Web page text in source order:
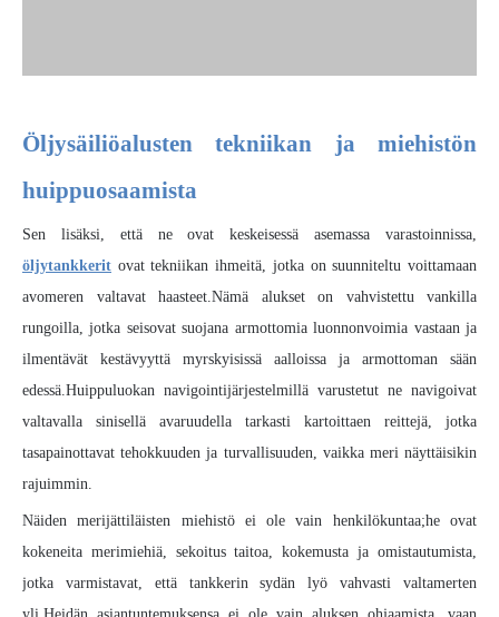
Öljysäiliöalusten tekniikan ja miehistön
huippuosaamista
Sen lisäksi, että ne ovat keskeisessä asemassa varastoinnissa,
öljytankkerit ovat tekniikan ihmeitä, jotka on suunniteltu voittamaan
avomeren valtavat haasteet.Nämä alukset on vahvistettu vankilla
rungoilla, jotka seisovat suojana armottomia luonnonvoimia vastaan ​​ja
ilmentävät kestävyyttä myrskyisissä aalloissa ja armottoman sään
edessä.Huippuluokan navigointijärjestelmillä varustetut ne navigoivat
valtavalla sinisellä avaruudella tarkasti kartoittaen reittejä, jotka
tasapainottavat tehokkuuden ja turvallisuuden, vaikka meri näyttäisikin
rajuimmin.
Näiden merijättiläisten miehistö ei ole vain henkilökuntaa;he ovat
kokeneita merimiehiä, sekoitus taitoa, kokemusta ja omistautumista,
jotka varmistavat, että tankkerin sydän lyö vahvasti valtamerten